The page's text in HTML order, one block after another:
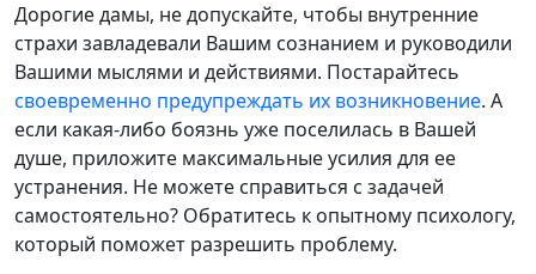
Дорогие дамы, не допускайте, чтобы внутренние
страхи завладевали Вашим сознанием и руководили
Вашими мыслями и действиями. Постарайтесь
своевременно предупреждать их возникновение. А
если какая-либо боязнь уже поселилась в Вашей
душе, приложите максимальные усилия для ее
устранения. Не можете справиться с задачей
самостоятельно? Обратитесь к опытному психологу,
который поможет разрешить проблему.